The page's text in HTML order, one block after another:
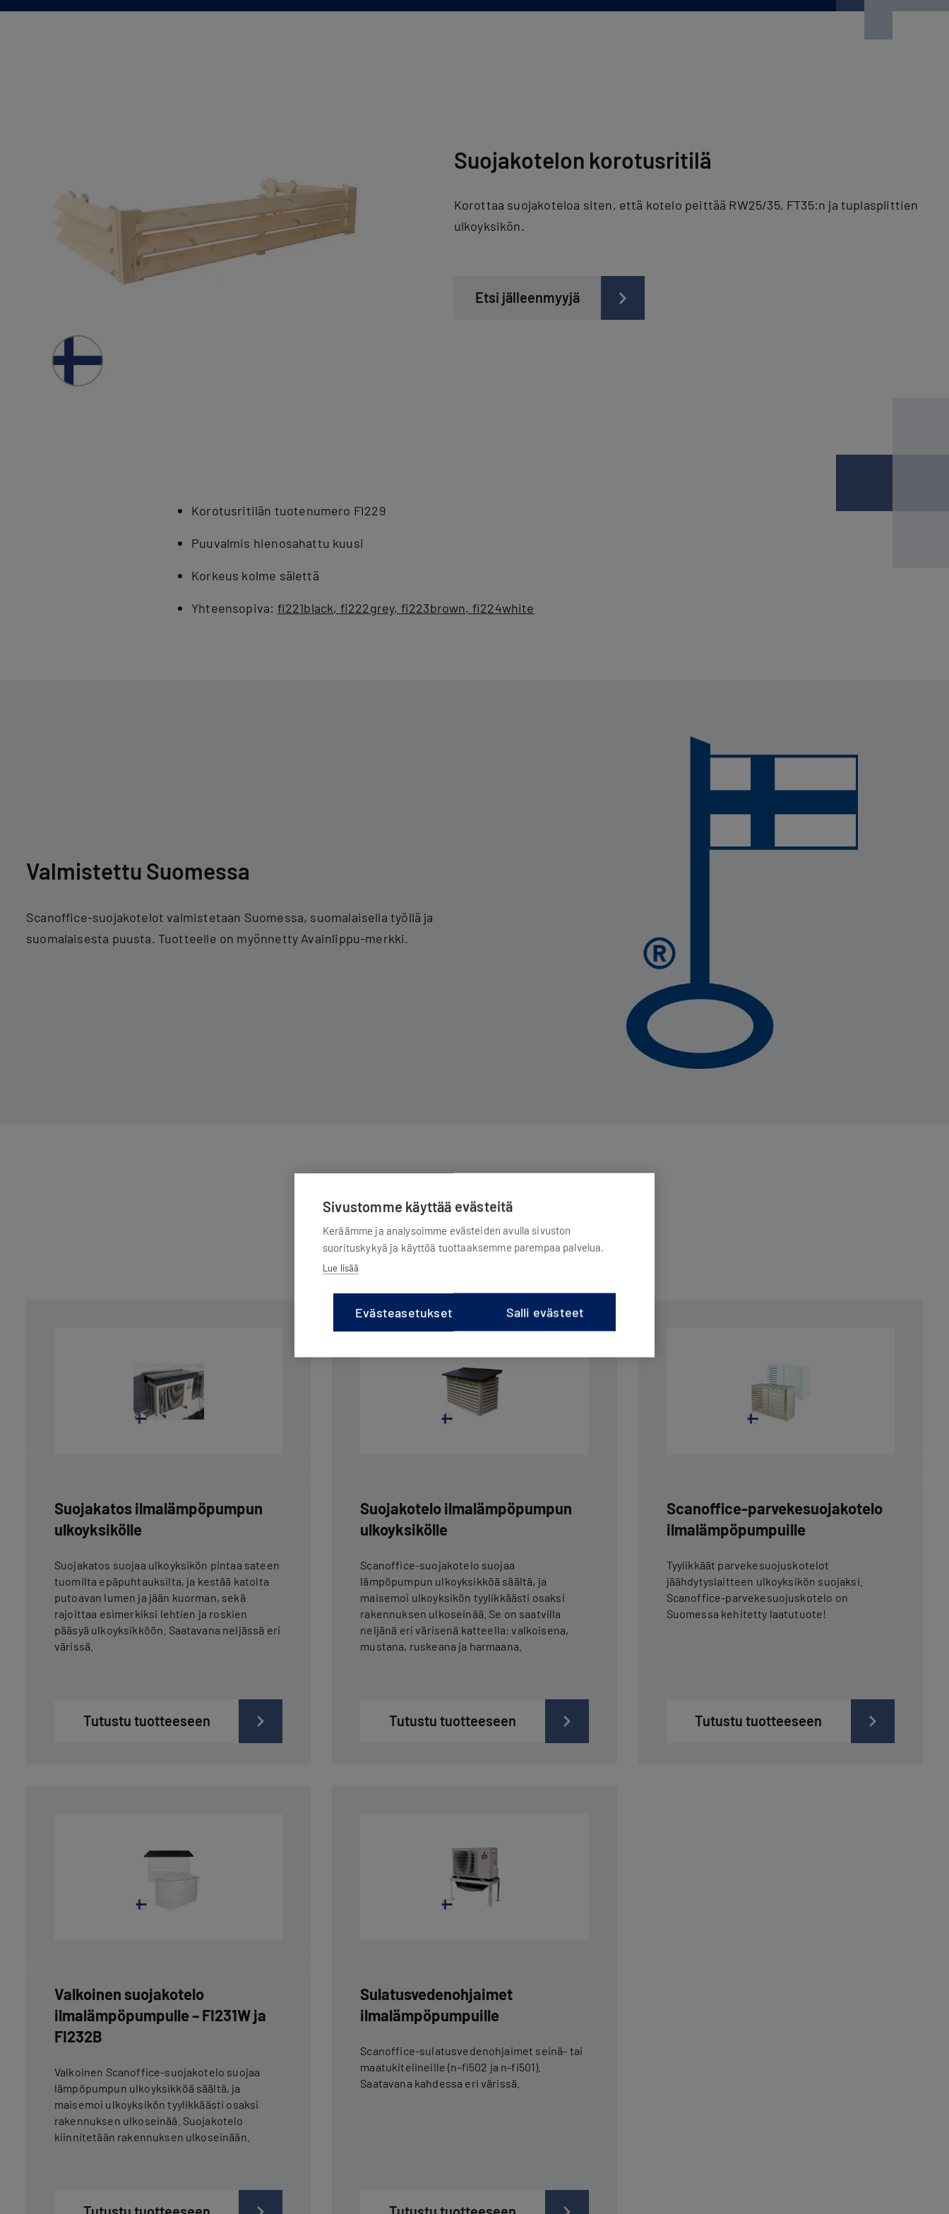
Suojakotelon korotusritilä
Korottaa suojakoteloa siten, että kotelo peittää RW25/35, FT35:n ja tuplasplittien
ulkoyksikön.
Etsi jälleenmyyjä
Korotusritilän tuotenumero FI229
Puuvalmis hienosahattu kuusi
Korkeus kolme sälettä
Yhteensopiva: fi221black, fi222grey, fi223brown, fi224white
Valmistettu Suomessa
Scanoffice-suojakotelot valmistetaan Suomessa, suomalaisella työllä ja
suomalaisesta puusta. Tuotteelle on myönnetty Avainlippu-merkki.
Tutustu muihin tuotteisiimme
Suojakatos ilmalämpöpumpun
ulkoyksikölle
Suojakatos suojaa ulkoyksikön pintaa sateen
tuomilta epäpuhtauksilta, ja kestää katolta
putoavan lumen ja jään kuorman, sekä
rajoittaa esimerkiksi lehtien ja roskien
pääsyä ulkoyksikköön. Saatavana neljässä eri
värissä.
Tutustu tuotteeseen
Suojakotelo ilmalämpöpumpun
ulkoyksikölle
Scanoffice-suojakotelo suojaa
lämpöpumpun ulkoyksikköä säältä, ja
maisemoi ulkoyksikön tyylikkäästi osaksi
rakennuksen ulkoseinää. Se on saatvilla
neljänä eri värisenä katteella: valkoisena,
mustana, ruskeana ja harmaana.
Tutustu tuotteeseen
Scanoffice-parvekesuojakotelo
ilmalämpöpumpuille
Tyylikkäät parvekesuojuskotelot
jäähdytyslaitteen ulkoyksikön suojaksi.
Scanoffice-parvekesuojuskotelo on
Suomessa kehitetty laatutuote!
Tutustu tuotteeseen
Valkoinen suojakotelo
ilmalämpöpumpulle – FI231W ja
FI232B
Valkoinen Scanoffice-suojakotelo suojaa
lämpöpumpun ulkoyksikköä säältä, ja
maisemoi ulkoyksikön tyylikkäästi osaksi
rakennuksen ulkoseinää. Suojakotelo
kiinnitetään rakennuksen ulkoseinään.
Sulatusvedenohjaimet
ilmalämpöpumpuille
Scanoffice-sulatusvedenohjaimet seinä- tai
maatukitelineille (n-fi502 ja n-fi501).
Saatavana kahdessa eri värissä.
Sivustomme käyttää evästeitä
Keräämme ja analysoimme evästeiden avulla sivuston
suorituskykyä ja käyttöä tuottaaksemme parempaa palvelua.
Lue lisää
Evästeasetukset Salli evästeet